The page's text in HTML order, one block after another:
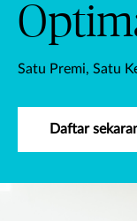
Satu Premi, Satu
Daftar